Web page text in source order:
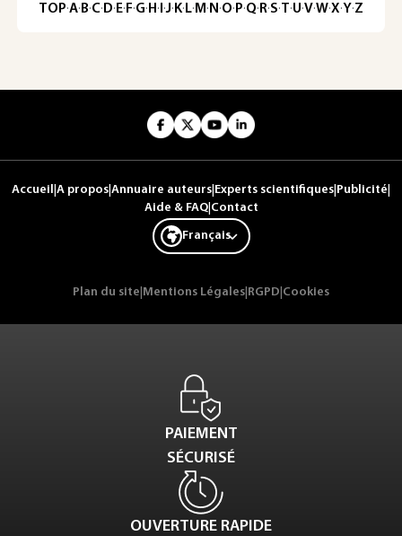
TOP·A·B·C· D· E· F·G· H · ·J· K· L· M · N ·O· P·Q· R·S·T·U·V·W·X·Y·Z
Accueil A propos Annuaire auteurs Experts scientifiques Publicité
Aide & FAQ| Contact
Français
Plan du site Mentions Légales RGPD Cookies
PAIEMENT
SÉCURISÉ
OUVERTURE RAPIDE